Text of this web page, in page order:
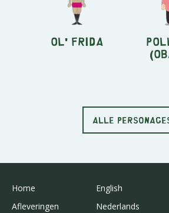
Ol' Frida
ALLE
Home
Afleveringen
English
Nederlands